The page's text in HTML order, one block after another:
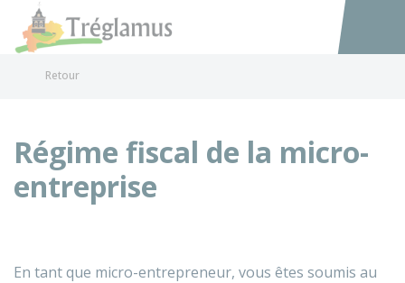
Accéder
Retour
Régime fiscal de la micro-
entreprise
En tant que micro-entrepreneur, vous êtes soumis au